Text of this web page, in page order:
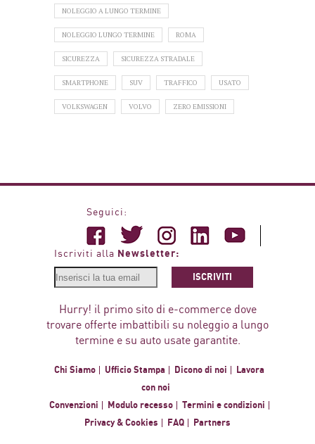
NOLEGGIO A LUNGO TERMINE
NOLEGGIO LUNGO TERMINE ROMA
SICUREZZA SICUREZZA STRADALE
SMARTPHONE SUV TRAFFICO USATO
VOLKSWAGEN VOLVO ZERO EMISSIONI
Seguici:
Iscriviti alla Newsletter:
ISCRIVITI
Hurry! il primo sito di e-commerce dove
trovare offerte imbattibili su noleggio a lungo
termine e su auto usate garantite.
Chi Siamo Ufficio Stampa Dicono di noi
Lavora
con noi
Convenzioni
Modulo recesso
Termini e condizioni
Privacy & Cookies
FAQ Partners